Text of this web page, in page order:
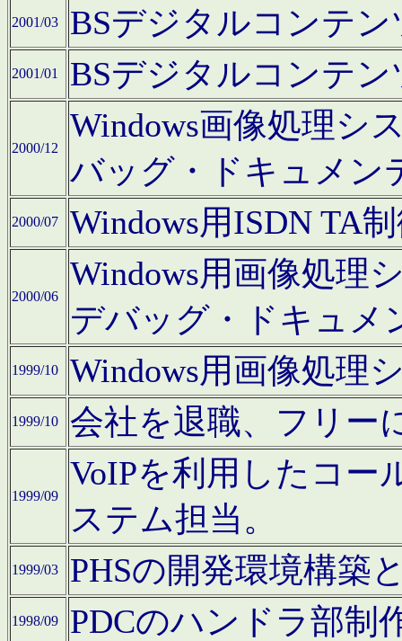
2001/03 BSデジタルコンテ
2001/01 BSデジタルコンテ
2000/12
Windows画像処理シ
バッグ・ドキュメン
2000/07 Windows用ISDN TA
2000/06
Windows用画像処理
デバッグ・ドキュメ
1999/10 Windows用画像処理
1999/10 会社を退職、フリー
1999/09
VoIPを利用したコー
ステム担当。
1999/03 PHSの開発環境構築
1998/09 PDCのハンドラ部制